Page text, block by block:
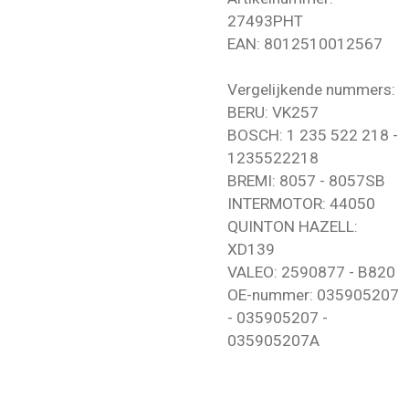
27493PHT
EAN: 8012510012567
Vergelijkende nummers:
BERU: VK257
BOSCH: 1 235 522 218 -
1235522218
BREMI: 8057 - 8057SB
INTERMOTOR: 44050
QUINTON HAZELL:
XD139
VALEO: 2590877 - B820
OE-nummer: 035905207
- 035905207 -
035905207A